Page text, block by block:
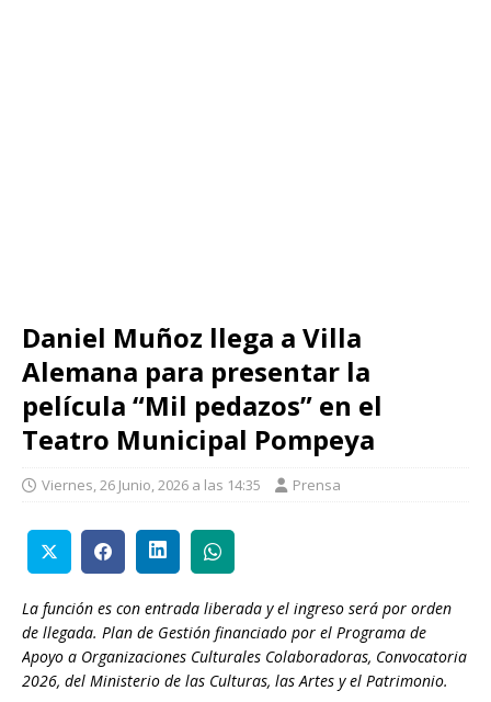
Daniel Muñoz llega a Villa
Alemana para presentar la
película “Mil pedazos” en el
Teatro Municipal Pompeya
Viernes, 26 Junio, 2026 a las 14:35 Prensa
La función es con entrada liberada y el ingreso será por orden
de llegada. Plan de Gestión financiado por el Programa de
Apoyo a Organizaciones Culturales Colaboradoras, Convocatoria
2026, del Ministerio de las Culturas, las Artes y el Patrimonio.